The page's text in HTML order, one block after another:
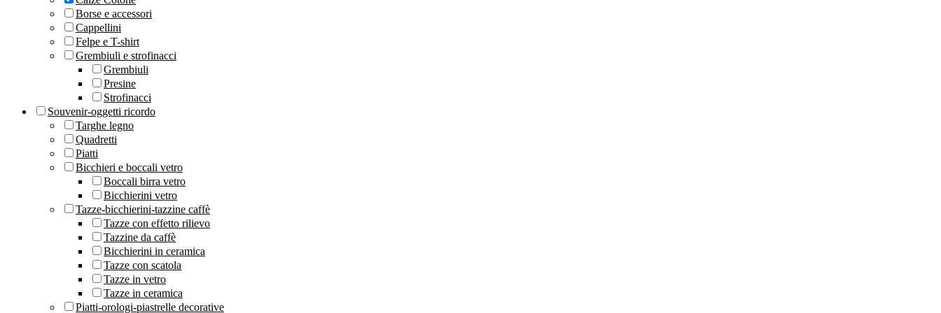
Borse e accessori
Cappellini
Felpe e T-shirt
Grembiuli e strofinacci
Grembiuli
Presine
Strofinacci
Souvenir-oggetti ricordo
Targhe legno
Quadretti
Piatti
Bicchieri e boccali vetro
Boccali birra vetro
Bicchierini vetro
Tazze-bicchierini-tazzine caffè
Tazze con effetto rilievo
Tazzine da caffè
Bicchierini in ceramica
Tazze con scatola
Tazze in vetro
Tazze in ceramica
Piatti-orologi-piastrelle decorative